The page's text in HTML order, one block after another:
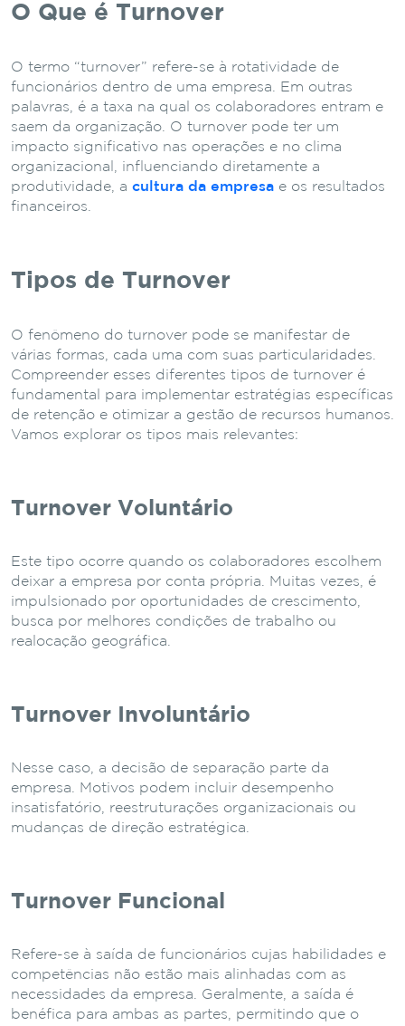
O Que é Turnover
O termo “turnover” refere-se à rotatividade de
funcionários dentro de uma empresa. Em outras
palavras, é a taxa na qual os colaboradores entram e
saem da organização. O turnover pode ter um
impacto significativo nas operações e no clima
organizacional, influenciando diretamente a
produtividade, a cultura da empresa e os resultados
financeiros.
Tipos de Turnover
O fenômeno do turnover pode se manifestar de
várias formas, cada uma com suas particularidades.
Compreender esses diferentes tipos de turnover é
fundamental para implementar estratégias específicas
de retenção e otimizar a gestão de recursos humanos.
Vamos explorar os tipos mais relevantes:
Turnover Voluntário
Este tipo ocorre quando os colaboradores escolhem
deixar a empresa por conta própria. Muitas vezes, é
impulsionado por oportunidades de crescimento,
busca por melhores condições de trabalho ou
realocação geográfica.
Turnover Involuntário
Nesse caso, a decisão de separação parte da
empresa. Motivos podem incluir desempenho
insatisfatório, reestruturações organizacionais ou
mudanças de direção estratégica.
Turnover Funcional
Refere-se à saída de funcionários cujas habilidades e
competências não estão mais alinhadas com as
necessidades da empresa. Geralmente, a saída é
benéfica para ambas as partes, permitindo que o